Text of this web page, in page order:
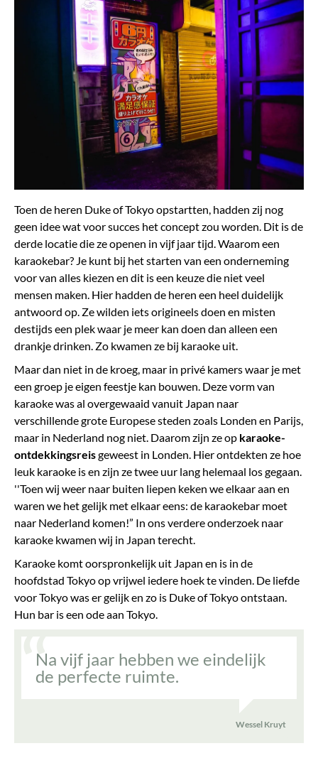
Toen de heren Duke of Tokyo opstartten, hadden zij nog
geen idee wat voor succes het concept zou worden. Dit is de
derde locatie die ze openen in vijf jaar tijd. Waarom een
karaokebar? Je kunt bij het starten van een onderneming
voor van alles kiezen en dit is een keuze die niet veel
mensen maken. Hier hadden de heren een heel duidelijk
antwoord op. Ze wilden iets origineels doen en misten
destijds een plek waar je meer kan doen dan alleen een
drankje drinken. Zo kwamen ze bij karaoke uit.
Maar dan niet in de kroeg, maar in privé kamers waar je met
een groep je eigen feestje kan bouwen. Deze vorm van
karaoke was al overgewaaid vanuit Japan naar
verschillende grote Europese steden zoals Londen en Parijs,
maar in Nederland nog niet. Daarom zijn ze op karaoke-
ontdekkingsreisgeweest in Londen. Hier ontdekten ze hoe
leuk karaoke is en zijn ze twee uur lang helemaal los gegaan.
''Toen wij weer naar buiten liepen keken we elkaar aan en
waren we het gelijk met elkaar eens: de karaokebar moet
naar Nederland komen!” In ons verdere onderzoek naar
karaoke kwamen wij in Japan terecht.
Karaoke komt oorspronkelijk uit Japan en is in de
hoofdstad Tokyo op vrijwel iedere hoek te vinden. De liefde
voor Tokyo was er gelijk en zo is Duke of Tokyo ontstaan.
Hun bar is een ode aan Tokyo.
Na vijf jaar hebben we eindelijk
de perfecte ruimte.
Wessel Kruyt